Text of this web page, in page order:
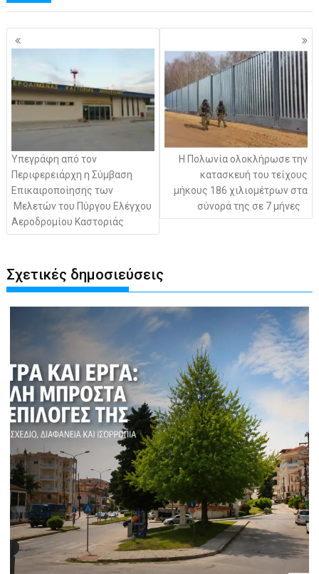
Πλοήγηση
άρθρων
Υπεγράφη από τον
Περιφερειάρχη η Σύμβαση
Επικαιροποίησης των
Μελετών του Πύργου Ελέγχου
Αεροδρομίου Καστοριάς
Η Πολωνία ολοκλήρωσε την
κατασκευή του τείχους
μήκους 186 χιλιομέτρων στα
σύνορά της σε 7 μήνες
Σχετικές δημοσιεύσεις